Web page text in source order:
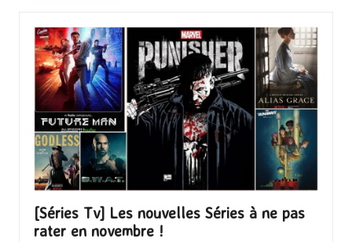
[Séries Tv] Les nouvelles Séries à ne pas
rater en novembre !